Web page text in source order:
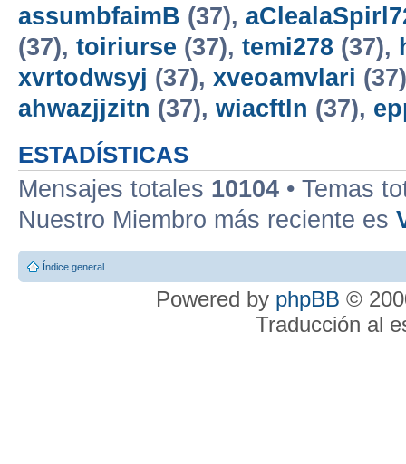
assumbfaimB (37),
(37), toiriurse (37), temi278 (37),
xvrtodwsyj (37), xveoamvlari
ahwazjjzitn (37), wiacftln (37),
ESTADÍSTICAS
Mensajes totales 10104 • Temas
Nuestro Miembro más reciente es
Índice general
Powered by phpBB ©
Traducción al